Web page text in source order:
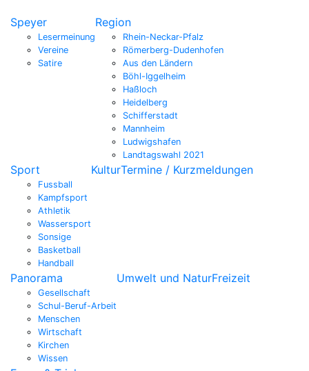
Speyer
Lesermeinung
Vereine
Satire
Region
Rhein-Neckar-Pfalz
Römerberg-Dudenhofen
Aus den Ländern
Böhl-Iggelheim
Haßloch
Heidelberg
Schifferstadt
Mannheim
Ludwigshafen
Landtagswahl 2021
Sport
Fussball
Kampfsport
Athletik
Wassersport
Sonsige
Basketball
Handball
KulturTermine / Kurzmeldungen
Panorama
Gesellschaft
Schul-Beruf-Arbeit
Menschen
Wirtschaft
Kirchen
Wissen
Umwelt und NaturFreizeit